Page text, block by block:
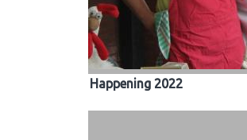
Happening 2022